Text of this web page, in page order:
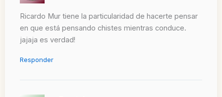
Ricardo Mur tiene la particularidad de hacerte pensar
en que está pensando chistes mientras conduce.
jajaja es verdad!
Responder